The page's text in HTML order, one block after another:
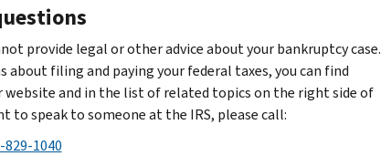
provide legal or other advice about your bankruptcy case.
about filing and paying your federal taxes, you can find
website and in the list of related topics on the right side of
to speak to someone at the IRS, please call:
829-1040